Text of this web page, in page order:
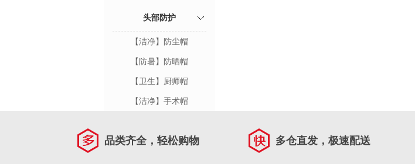
头部防护
【洁净】防尘帽
【防暑】防晒帽
【卫生】厨师帽
【洁净】手术帽
品类齐全，轻松购物 多仓直发，极速配送